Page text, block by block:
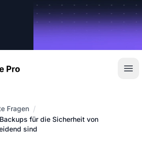
Fragen /
für die Sicherheit von
sind